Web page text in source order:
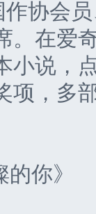
会员
。在爱
小说，
项，多
你》